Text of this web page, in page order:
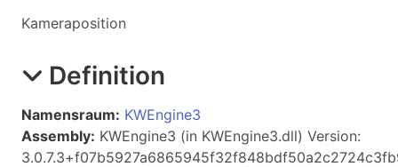
Kameraposition
Definition
Namensraum: KWEngine3
Assembly: KWEngine3 (in KWEngine3.dll) Version: